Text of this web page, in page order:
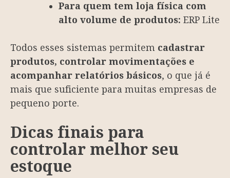
Para quem tem loja física com
alto volume de produtos: ERP Lite
Todos esses sistemas permitem cadastrar
produtos, controlar movimentações e
acompanhar relatórios básicos, o que já é
mais que suficiente para muitas empresas de
pequeno porte.
Dicas finais para
controlar melhor seu
estoque